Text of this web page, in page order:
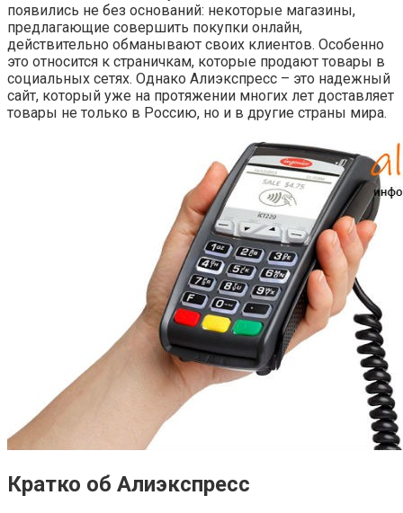
появились не без оснований: некоторые магазины,
предлагающие совершить покупки онлайн,
действительно обманывают своих клиентов. Особенно
это относится к страничкам, которые продают товары в
социальных сетях. Однако Алиэкспресс – это надежный
сайт, который уже на протяжении многих лет доставляет
товары не только в Россию, но и в другие страны мира.
Кратко об Алиэкспресс